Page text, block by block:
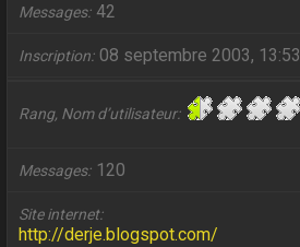
Messages 42
Inscription 08 septembre 2003, 13:53
Rang, Nom d’utilisateur
Messages 120
Site internet
http://derje.blogspot.com/